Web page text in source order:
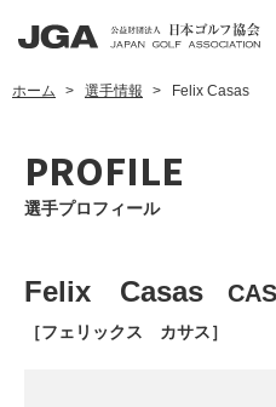
ホーム 選手情報 Felix Casas
PROFILE
選手プロフィール
Felix Casas
［フェリックス カサス］